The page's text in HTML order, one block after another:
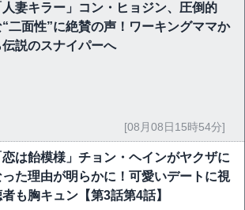
人妻キラー」コン・ヒョジン、圧倒的
“二面性”に絶賛の声！ワーキングママか
伝説のスナイパーへ
[08月08日15時54分]
恋は飴模様」チョン・ヘインがヤクザに
った理由が明らかに！可愛いデートに視
も胸キュン【第3話第4話】